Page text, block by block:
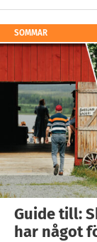
SOMMAR
Guide till:
har något